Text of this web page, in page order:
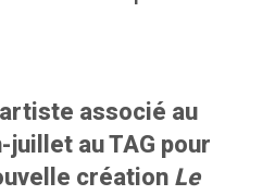
associé au
juillet au TAG pour
création Le